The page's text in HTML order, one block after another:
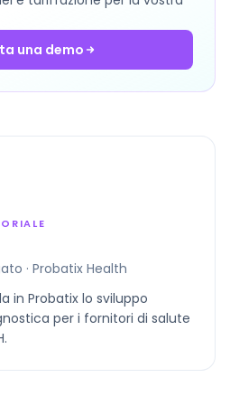
una demo
· Probatix Health
in Probatix lo sviluppo
per i fornitori di salute